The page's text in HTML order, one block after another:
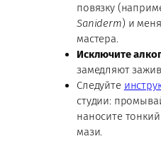
повязку
Saniderm) и
мастера.
Исключите
замедляют
Следуйте
студии:
наносите
мази.